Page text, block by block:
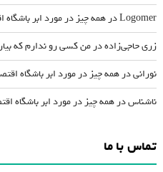
Logomerدرهمه چیز در مورد ابر باشگاه
زری حاجی‌زادهدرمن کسی رو ندارم که
نورانیدرهمه چیز در مورد ابر باشگاه
ناشناسدرهمه چیز در مورد ابر باشگاه
تماس با ما